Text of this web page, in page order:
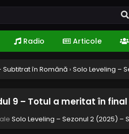
Radio Articole
Subtitrat în Română › Solo Leveling –
9 – Totul a meritat în final
Solo Leveling – Sezonul 2 (2025) –